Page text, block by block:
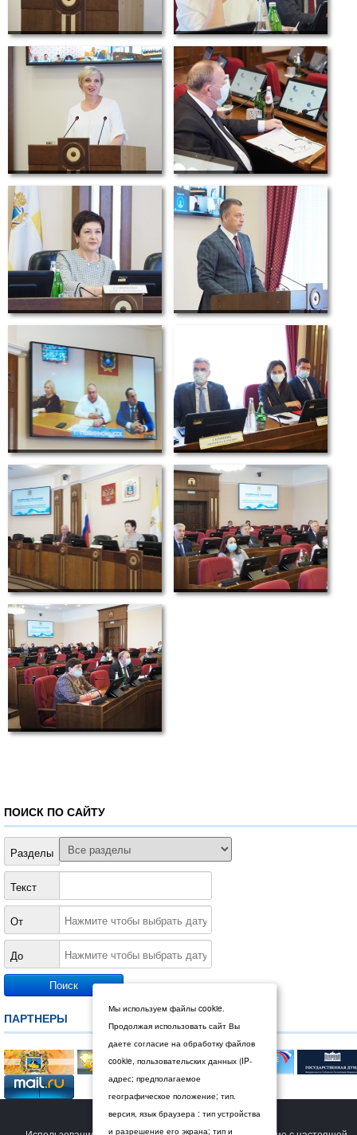
ПОИСК ПО САЙТУ
Разделы
Текст
От
До
ПАРТНЕРЫ
© 2026 Дума Ставропольского края.
Мы используем файлы cookie.
Продолжая использовать сайт Вы
даете согласие на обработку файлов
cookie, пользовательских данных (IP-
адрес; предполагаемое
географическое положение; тип.
версия, язык браузера : тип устройства
и разрешение его экрана; тип и